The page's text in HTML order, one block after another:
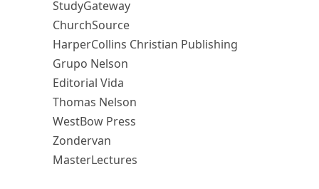
StudyGateway
ChurchSource
HarperCollins Christian Publishing
Grupo Nelson
Editorial Vida
Thomas Nelson
WestBow Press
Zondervan
MasterLectures